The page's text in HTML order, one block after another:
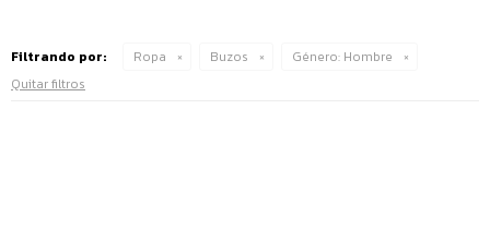
Filtrando por: Ropa Buzos Género: Hombre
Quitar filtros